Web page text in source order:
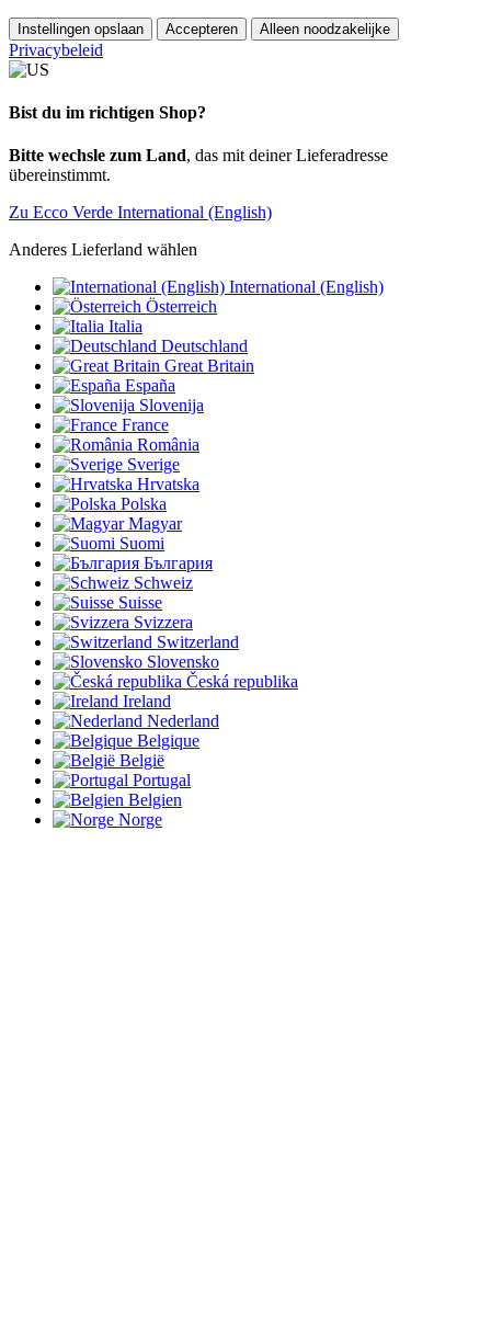
Instellingen opslaan Accepteren Alleen noodzakelijke
Privacybeleid
Bist du im richtigen Shop?
Bitte wechsle zum Land, das mit deiner Lieferadresse
übereinstimmt.
Zu Ecco Verde International (English)
Anderes Lieferland wählen
International (English)
Österreich
Italia
Deutschland
Great Britain
España
Slovenija
France
România
Sverige
Hrvatska
Polska
Magyar
Suomi
България
Schweiz
Suisse
Svizzera
Switzerland
Slovensko
Česká republika
Ireland
Nederland
Belgique
België
Portugal
Belgien
Norge